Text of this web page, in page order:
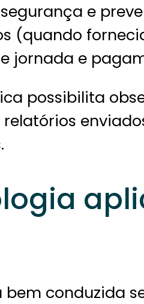
e
(quando
jornada e
possibilita
conduzida